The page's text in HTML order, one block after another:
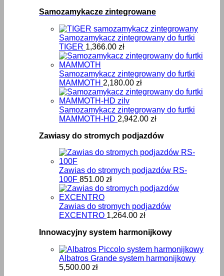
Samozamykacze zintegrowane
Samozamykacz zintegrowany do furtki
TIGER 1,366.00 zł
Samozamykacz zintegrowany do furtki
MAMMOTH 2,180.00 zł
Samozamykacz zintegrowany do furtki
MAMMOTH-HD 2,942.00 zł
Zawiasy do stromych podjazdów
Zawias do stromych podjazdów RS-
100F 851.00 zł
Zawias do stromych podjazdów
EXCENTRO 1,264.00 zł
Innowacyjny system harmonijkowy
Albatros Grande system harmonijkowy
5,500.00 zł